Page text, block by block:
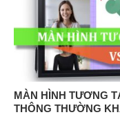
MÀN HÌNH TƯƠNG
THÔNG THƯỜNG